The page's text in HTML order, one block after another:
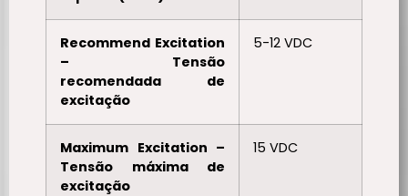
Recommend Excitation
– Tensão
recomendada de
excitação
5-12 VDC
Maximum Excitation –
Tensão máxima de
excitação
15 VDC